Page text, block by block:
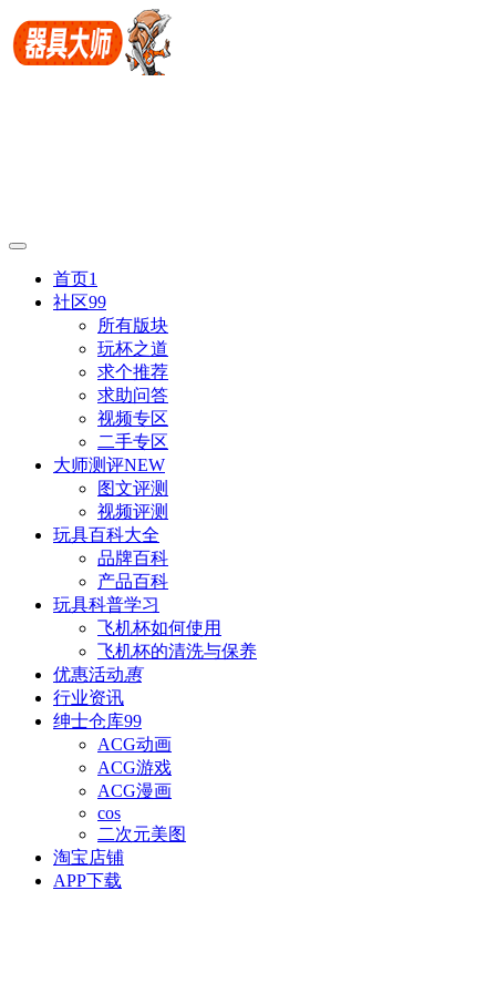
首页1
社区99
所有版块
玩杯之道
求个推荐
求助问答
视频专区
二手专区
大师测评NEW
图文评测
视频评测
玩具百科大全
品牌百科
产品百科
玩具科普学习
飞机杯如何使用
飞机杯的清洗与保养
优惠活动惠
行业资讯
绅士仓库99
ACG动画
ACG游戏
ACG漫画
cos
二次元美图
淘宝店铺
APP下载